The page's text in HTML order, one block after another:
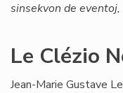
sinsekvon de eventoj,
Le Clézio
Jean-Marie Gustave